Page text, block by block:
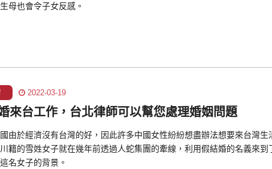
母也會令子女反感。
2022-03-19
來台工作，台北律師可以幫您處理婚姻問題
由於經濟沒有台灣的好，因此許多中國女性紛紛想盡辦法想要來台灣
籍的雪姓女子就在幾年前透過人蛇集團的牽線，利用假結婚的名義來
名女子的背景。